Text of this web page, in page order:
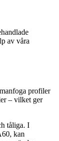
av våra
profiler
– vilket ger
tåliga. I
kan